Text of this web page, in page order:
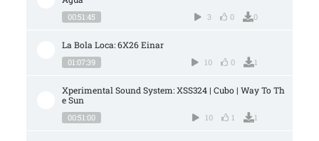
00:51:45 3 0 0
La Bola Loca: 6X26 Einar
01:07:39 10 0 1
Xperimental Sound System: XSS324 | Cubo | Way To Th
e Sun
00:51:00 10 1 1